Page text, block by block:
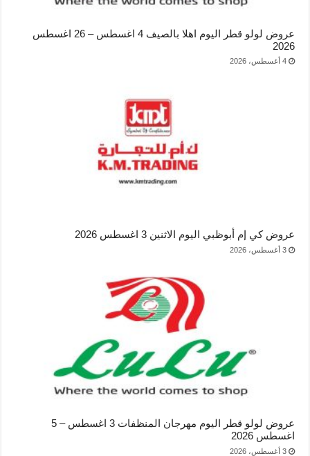
عروض لولو قطر اليوم اهلا بالصيف 4 اغسطس – 26 اغسطس
2026
4 أغسطس، 2026
عروض كي إم أبوظبي اليوم الاثنين 3 اغسطس 2026
3 أغسطس، 2026
عروض لولو قطر اليوم مهرجان المنظفات 3 اغسطس – 5
اغسطس 2026
3 أغسطس، 2026